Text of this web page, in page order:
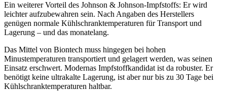
Ein weiterer Vorteil des Johnson & Johnson-Impfstoffs: Er wird
leichter aufzubewahren sein. Nach Angaben des Herstellers
genügen normale Kühlschranktemperaturen für Transport und
Lagerung – und das monatelang.
Das Mittel von Biontech muss hingegen bei hohen
Minustemperaturen transportiert und gelagert werden, was seinen
Einsatz erschwert. Modernas Impfstoffkandidat ist da robuster. Er
benötigt keine ultrakalte Lagerung, ist aber nur bis zu 30 Tage bei
Kühlschranktemperaturen haltbar.